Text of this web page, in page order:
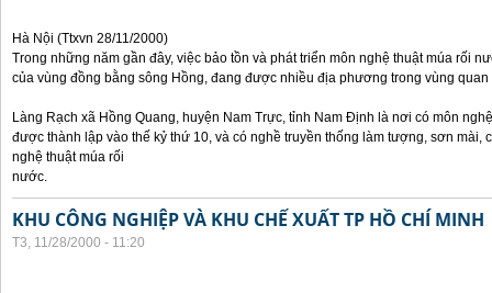
Hà Nội (Ttxvn 28/11/2000)
Trong những năm gần đây, việc bảo tồn và phát triển môn nghệ thuật múa rối
của vùng đồng bằng sông Hồng, đang được nhiều địa phương trong vùng quan
Làng Rạch xã Hồng Quang, huyện Nam Trực, tỉnh Nam Định là nơi có môn
được thành lập vào thế kỷ thứ 10, và có nghề truyền thống làm tượng, sơn mài,
nghệ thuật múa rối
nước.
KHU CÔNG NGHIỆP VÀ KHU CHẾ XUẤT TP HỒ CHÍ MINH
T3, 11/28/2000 - 11:20